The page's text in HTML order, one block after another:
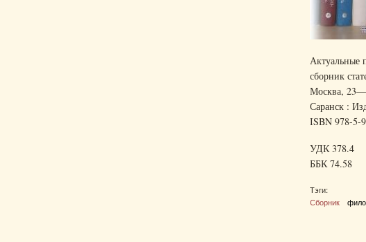
Актуальные
сборник
Москва,
Саранск :
ISBN 978-5-
УДК 378.4
ББК 74.58
Тэги:
Сборник